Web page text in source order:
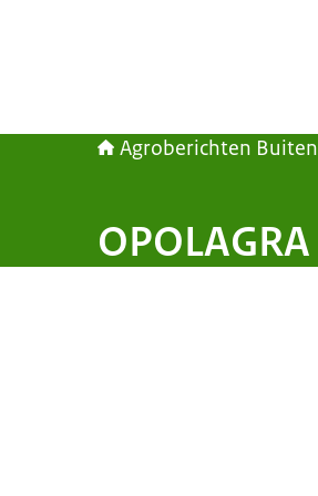
Agroberichten